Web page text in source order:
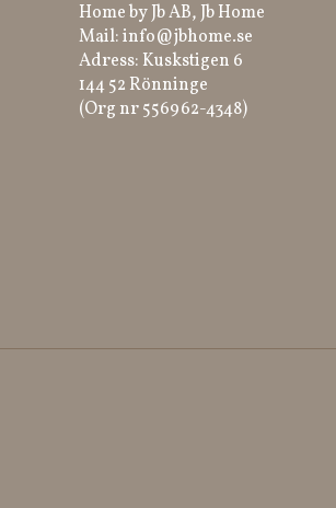
Home by Jb AB, Jb Home
Mail:info@jbhome.se
Adress: Kuskstigen 6
144 52 Rönninge
(Org nr 556962-4348)